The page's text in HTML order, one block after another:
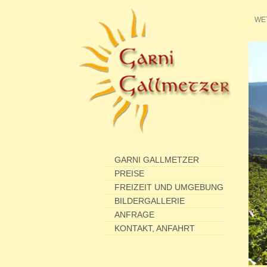
GARNI GALLMETZER
PREISE
FREIZEIT UND UMGEBUNG
BILDERGALLERIE
ANFRAGE
KONTAKT, ANFAHRT